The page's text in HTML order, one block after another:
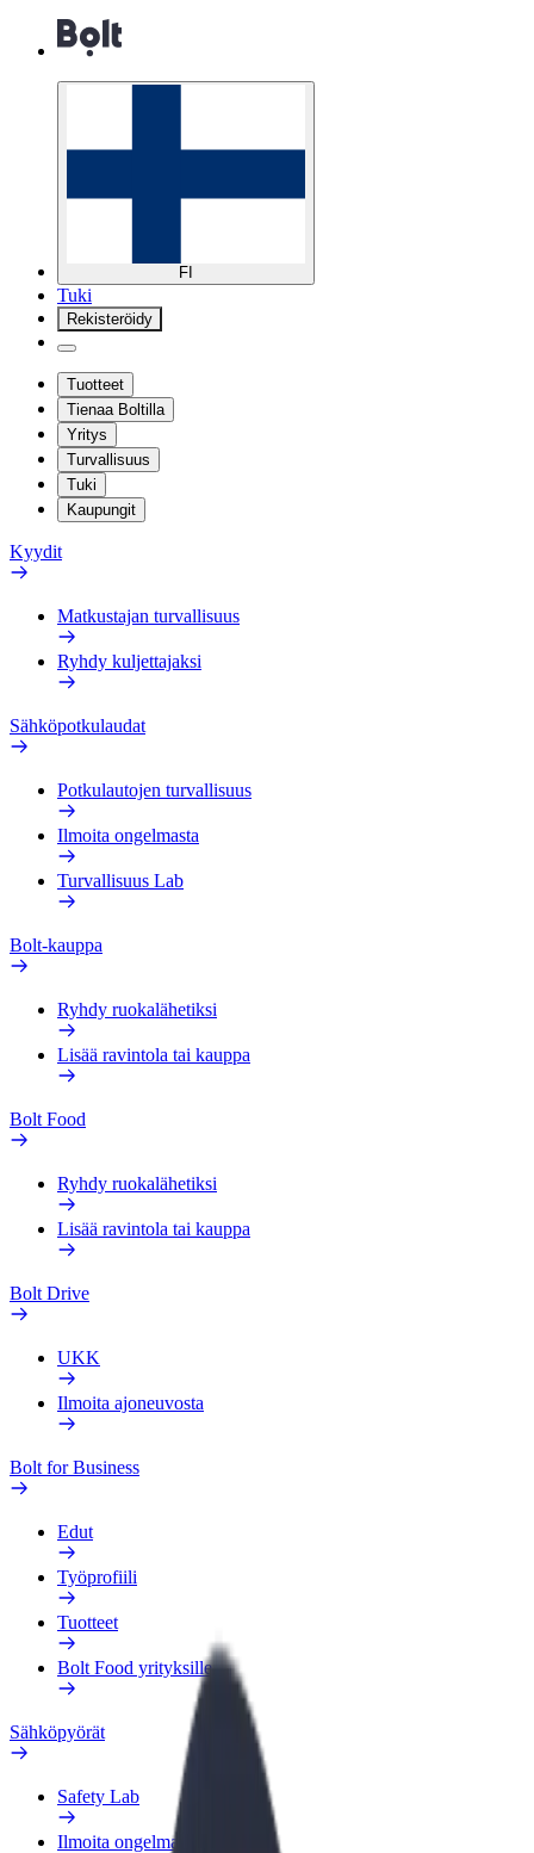
FI
Tuki
Rekisteröidy
Tuotteet
Tienaa Boltilla
Yritys
Turvallisuus
Tuki
Kaupungit
Kyydit
Matkustajan turvallisuus
Ryhdy kuljettajaksi
Sähköpotkulaudat
Potkulautojen turvallisuus
Ilmoita ongelmasta
Turvallisuus Lab
Bolt-kauppa
Ryhdy ruokalähetiksi
Lisää ravintola tai kauppa
Bolt Food
Ryhdy ruokalähetiksi
Lisää ravintola tai kauppa
Bolt Drive
UKK
Ilmoita ajoneuvosta
Bolt for Business
Edut
Työprofiili
Tuotteet
Bolt Food yrityksille
Sähköpyörät
Safety Lab
Ilmoita ongelmasta